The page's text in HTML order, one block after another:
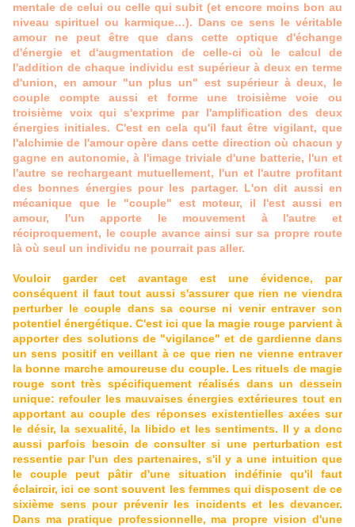
mentale de celui ou celle qui subit (et encore moins bon au
niveau spirituel ou karmique…). Dans ce sens le véritable
amour ne peut être que dans cette optique d'échange
d'énergie et d'augmentation de celle-ci où le calcul de
l'addition de chaque individu est supérieur à deux en terme
d'union, en amour "un plus un" est supérieur à deux, le
couple compte aussi et forme une troisième voie ou
troisième voix qui s'exprime par l'amplification des deux
énergies initiales. C'est en cela qu'il faut être vigilant, que
l'alchimie de l'amour opère dans cette direction où chacun y
gagne en autonomie, à l'image triviale d'une batterie, l'un et
l'autre se rechargeant mutuellement, l'un et l'autre profitant
des bonnes énergies pour les partager. L'on dit aussi en
mécanique que le "couple" est moteur, il l'est aussi en
amour, l'un apporte le mouvement à l'autre et
réciproquement, le couple avance ainsi sur sa propre route
là où seul un individu ne pourrait pas aller.
Vouloir garder cet avantage est une évidence, par
conséquent il faut tout aussi s'assurer que rien ne viendra
perturber le couple dans sa course ni venir entraver son
potentiel énergétique. C'est ici que la magie rouge parvient à
apporter des solutions de "vigilance" et de gardienne dans
un sens positif en veillant à ce que rien ne vienne entraver
la bonne marche amoureuse du couple. Les rituels de magie
rouge sont très spécifiquement réalisés dans un dessein
unique: refouler les mauvaises énergies extérieures tout en
apportant au couple des réponses existentielles axées sur
le désir, la sexualité, la libido et les sentiments. Il y a donc
aussi parfois besoin de consulter si une perturbation est
ressentie par l'un des partenaires, s'il y a une intuition que
le couple peut pâtir d'une situation indéfinie qu'il faut
éclaircir, ici ce sont souvent les femmes qui disposent de ce
sixième sens pour prévenir les incidents et les devancer.
Dans ma pratique professionnelle, ma propre vision d'une